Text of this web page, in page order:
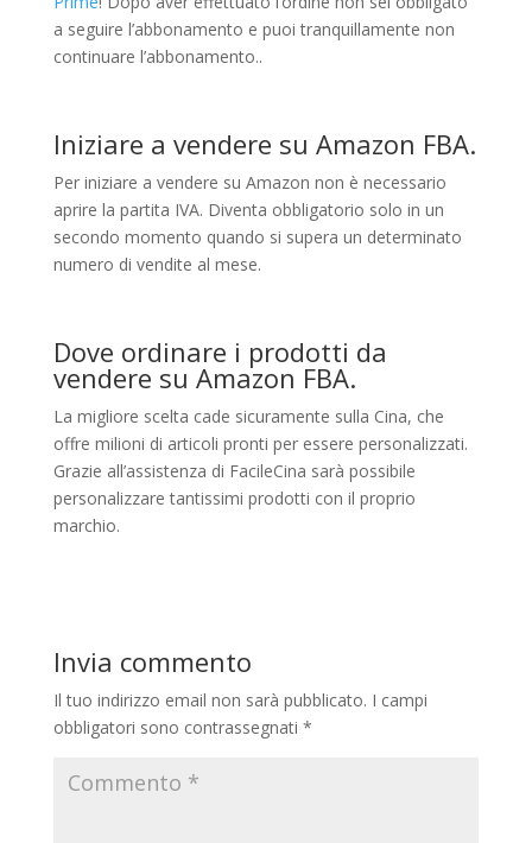
a seguire l’abbonamento e puoi tranquillamente non
continuare l’abbonamento..
Iniziare a vendere su Amazon FBA.
Per iniziare a vendere su Amazon non è necessario
aprire la partita IVA. Diventa obbligatorio solo in un
secondo momento quando si supera un determinato
numero di vendite al mese.
Dove ordinare i prodotti da
vendere su Amazon FBA.
La migliore scelta cade sicuramente sulla Cina, che
offre milioni di articoli pronti per essere personalizzati.
Grazie all’assistenza di FacileCina sarà possibile
personalizzare tantissimi prodotti con il proprio
marchio.
Invia commento
Il tuo indirizzo email non sarà pubblicato. I campi
obbligatori sono contrassegnati *